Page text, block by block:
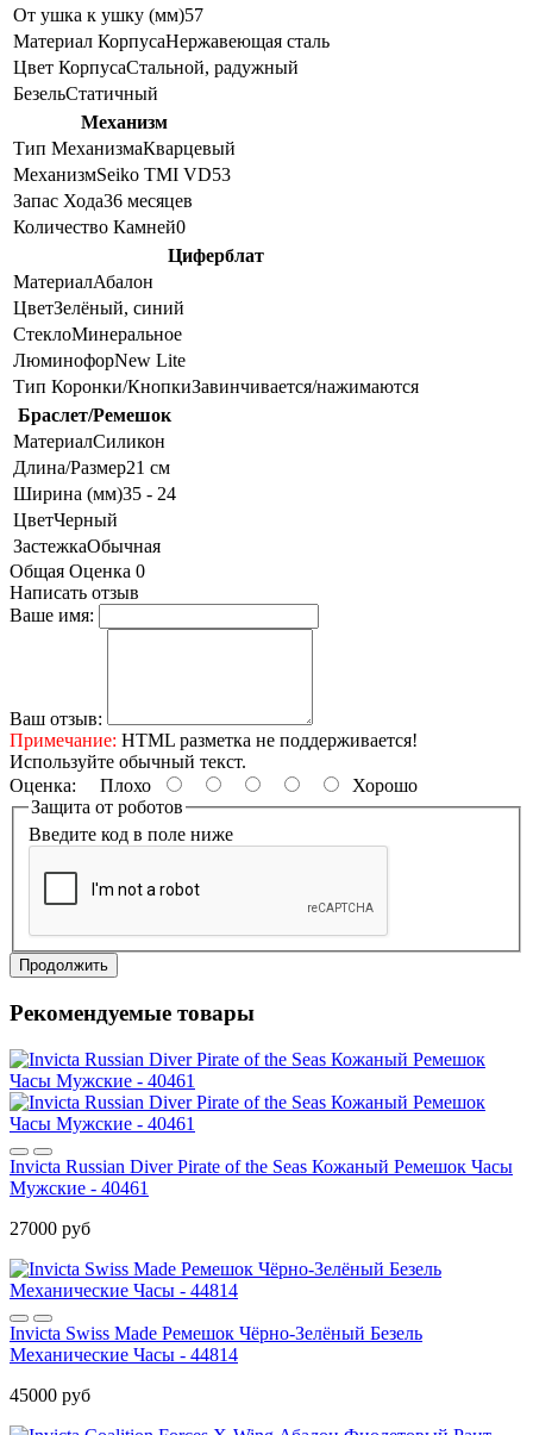
От ушка к ушку (мм)57
Материал КорпусаНержавеющая сталь
Цвет КорпусаСтальной, радужный
БезельСтатичный
Механизм
Тип МеханизмаКварцевый
МеханизмSeiko TMI VD53
Запас Хода36 месяцев
Количество Камней0
Циферблат
МатериалАбалон
ЦветЗелёный, синий
СтеклоМинеральное
ЛюминофорNew Lite
Тип Коронки/КнопкиЗавинчивается/нажимаются
Браслет/Ремешок
МатериалСиликон
Длина/Размер21 см
Ширина (мм)35 - 24
ЦветЧерный
ЗастежкаОбычная
Общая Оценка 0
Написать отзыв
Ваше имя:
Ваш отзыв:
Примечание: HTML разметка не поддерживается!
Используйте обычный текст.
Оценка: Плохо
Хорошо
Защита от роботов
Введите код в поле ниже
Продолжить
Рекомендуемые товары
Invicta Russian Diver Pirate of the Seas Кожаный Ремешок Часы
Мужские - 40461
27000 руб
Invicta Swiss Made Ремешок Чёрно-Зелёный Безель
Механические Часы - 44814
45000 руб